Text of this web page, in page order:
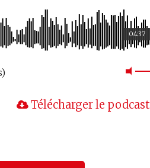
04:37
Télécharger le podcast